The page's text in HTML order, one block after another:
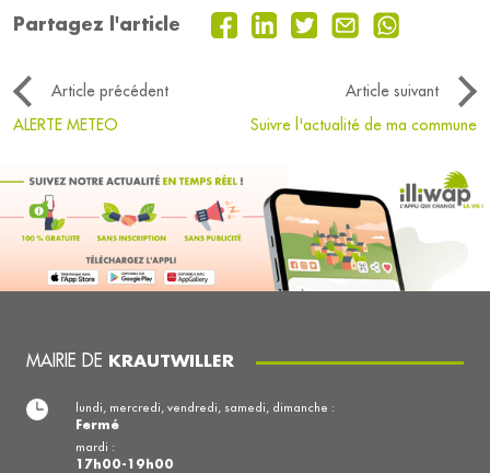
Partagez l'article
Article précédent
Article suivant
ALERTE METEO
Suivre l'actualité de ma commune
MAIRIE DE KRAUTWILLER
lundi, mercredi, vendredi, samedi, dimanche :
Fermé
mardi :
17h00-19h00